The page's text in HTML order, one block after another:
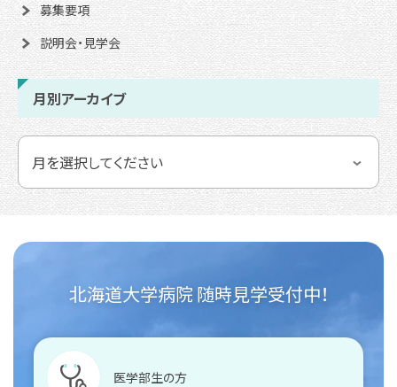
募集要項
説明会・見学会
月別アーカイブ
北海道大学病院 随時見学受付中！
医学部生の方